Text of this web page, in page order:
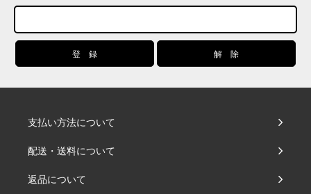
支払い方法について
配送・送料について
返品について